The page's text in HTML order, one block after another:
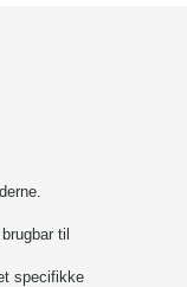
til
specifikke